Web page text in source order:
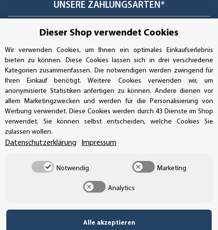
UNSERE ZAHLUNGSARTEN*
SSL-Verschlüsselung
UNSER VERSANDDIENSTLEISTER
Dieser Shop verwendet Cookies
Wir verwenden Cookies, um Ihnen ein optimales Einkaufserlebnis
bieten zu können. Diese Cookies lassen sich in drei verschiedene
Kategorien zusammenfassen. Die notwendigen werden zwingend für
Ihren Einkauf benötigt. Weitere Cookies verwenden wir, um
anonymisierte Statistiken anfertigen zu können. Andere dienen vor
allem Marketingzwecken und werden für die Personalisierung von
Werbung verwendet. Diese Cookies werden durch 43 Dienste im Shop
verwendet. Sie können selbst entscheiden, welche Cookies Sie
zulassen wollen.
Datenschutzerklärung Impressum
Notwendig Marketing
Analytics
Alle akzeptieren